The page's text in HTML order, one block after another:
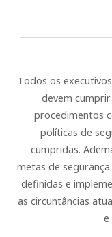
Todos os
devem cumprir
procedimentos
políticas de
cumpridas.
metas de
definidas e
as circuntâncias
e